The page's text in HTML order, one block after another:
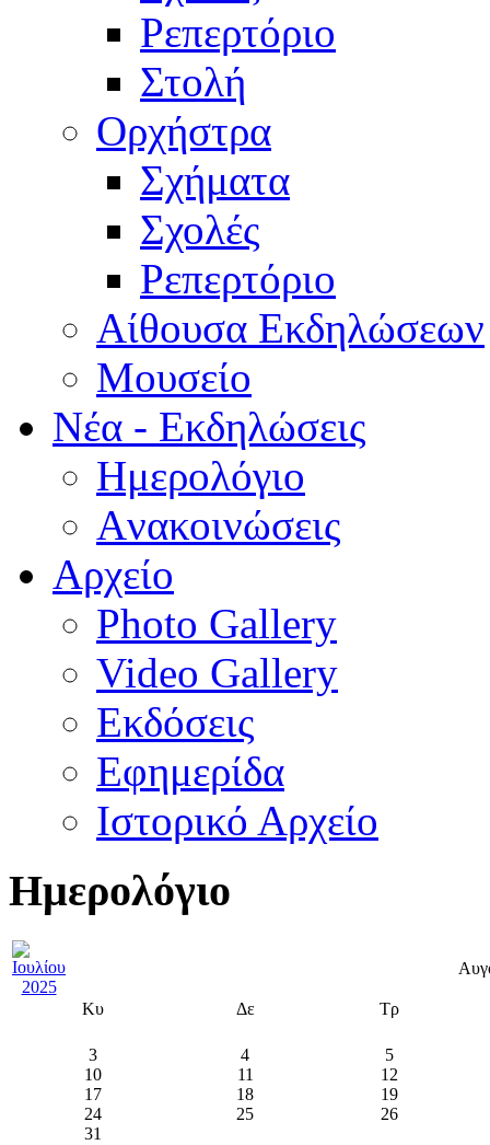
Ρεπερτόριο
Στολή
Ορχήστρα
Σχήματα
Σχολές
Ρεπερτόριο
Aίθουσα Εκδηλώσεων
Μουσείο
Νέα - Εκδηλώσεις
Ημερολόγιο
Aνακοινώσεις
Αρχείο
Photo Gallery
Video Gallery
Εκδόσεις
Εφημερίδα
Ιστορικό Αρχείο
Ημερολόγιο
Κυ Δε Τρ
3 4
5
10
11
12
17
18
19
24
25
26
31